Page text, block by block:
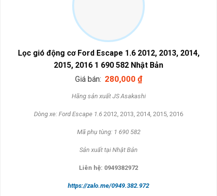
Lọc gió động cơ Ford Escape 1.6 2012, 2013, 2014,
2015, 2016 1 690 582 Nhật Bản
Giá bán: 280,000 ₫
Hãng sản xuất JS Asakashi
Dòng xe: Ford Escape 1.6 2012, 2013, 2014, 2015, 2016
Mã phụ tùng: 1 690 582
Sản xuất tại Nhật Bản
Liên hệ: 0949382972
https://zalo.me/0949.382.972